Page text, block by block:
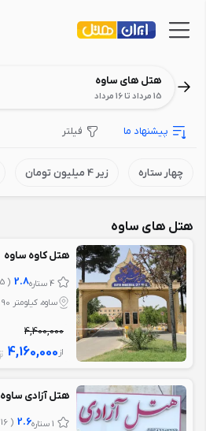
هتل های ساوه
15 مرداد تا 16 مرداد
پیشنهاد ما فیلتر
چهار ستاره زیر 4 میلیون تومان
هتل های ساوه
هتل کاوه ساوه
4 ستاره 2.8 ( 5 نظر )
ساوه، کیلومتر 90 اتوبان تهران به ساوه
4,400,000
از 4,160,000
هتل آزادی ساوه
1 ستاره 2.6 ( 16 نظر )